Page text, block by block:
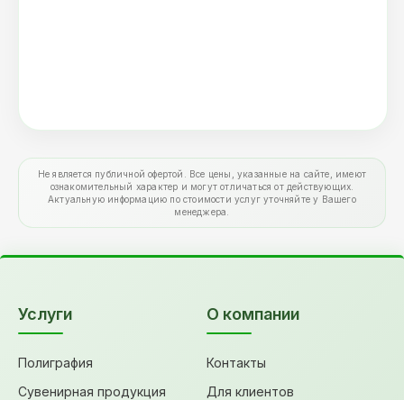
Не является публичной офертой. Все цены, указанные на сайте, имеют
ознакомительный характер и могут отличаться от действующих.
Актуальную информацию по стоимости услуг уточняйте у Вашего
менеджера.
Услуги
Полиграфия
Сувенирная продукция
О компании
Контакты
Для клиентов